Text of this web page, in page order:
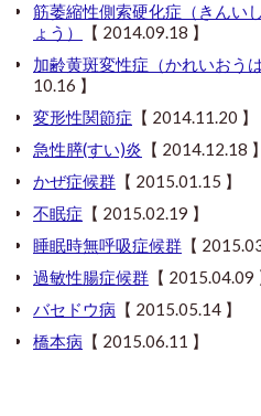
筋萎縮性側索硬化症（きんい
ょう）
【 2014.09.18 】
加齢黄斑変性症（かれいおう
10.16 】
変形性関節症 【 2014.11.20 】
急性膵(すい)炎 【 2014.12.18 】
かぜ症候群 【 2015.01.15 】
不眠症 【 2015.02.19 】
睡眠時無呼吸症候群 【
過敏性腸症候群 【 2015.04.09
バセドウ病 【 2015.05.14 】
橋本病 【 2015.06.11 】